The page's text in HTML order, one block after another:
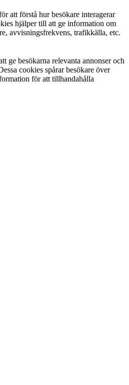
att förstå hur besökare interagerar
hjälper till att ge information om
avvisningsfrekvens, trafikkälla, etc.
ge besökarna relevanta annonser och
cookies spårar besökare över
för att tillhandahålla